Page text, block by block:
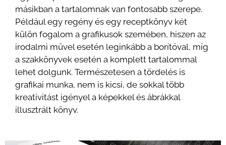
másikban a tartalomnak van fontosabb szerepe.
Például egy regény és egy receptkönyv két
külön fogalom a grafikusok szemében, hiszen az
irodalmi művel esetén leginkább a borítóval, míg
a szakkönyvek esetén a komplett tartalommal
lehet dolgunk. Természetesen a tördelés is
grafikai munka, nem is kicsi, de sokkal több
kreativitást igényel a képekkel és ábrákkal
illusztrált könyv.